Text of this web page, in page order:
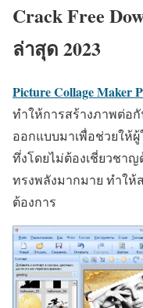
Crack Free
ล่าสุด 2023
Picture Collage Maker
ทำให้การสร้างภาพต่อ
ออกแบบมาเพื่อช่วยให้
ทึ่งโดยไม่ต้องเชี่ยวชา
ทรงพลังมากมาย ทำให้
ต้องการ